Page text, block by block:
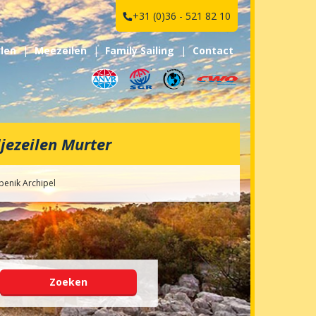
+31 (0)36 - 521 82 10
Meezeilen Family Sailing Contact
Murter
Archipel
Zoeken